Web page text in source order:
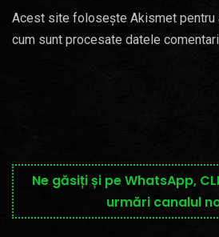
Acest site folosește Akismet pentru
cum sunt procesate datele
Ne găsiți și pe WhatsApp,
urmări canalul